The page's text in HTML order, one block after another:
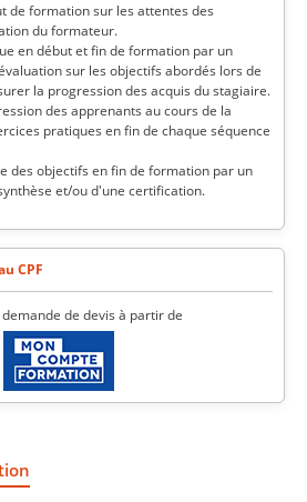
de formation sur les attentes des
du formateur.
en début et fin de formation par un
sur les objectifs abordés lors de
la progression des acquis du stagiaire.
des apprenants au cours de la
pratiques en fin de chaque séquence
des objectifs en fin de formation par un
et/ou d'une certification.
CPF
demande de devis à partir de